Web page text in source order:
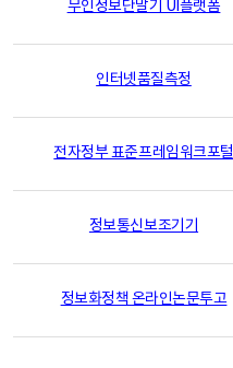
무인정보단말기 UI플랫폼
인터넷품질측정
전자정부 표준프레임워크포털
정보통신보조기기
정보화정책 온라인논문투고